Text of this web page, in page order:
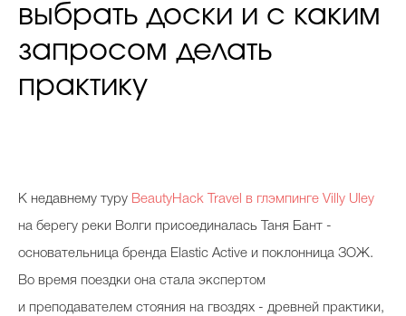
выбрать доски и с каким
запросом делать
практику
К недавнему туру BeautyHack Travel в глэмпинге Villy Uley
на берегу реки Волги присоединалась Таня Бант -
основательница бренда Elastic Active и поклонница ЗОЖ.
Во время поездки она стала экспертом
и преподавателем стояния на гвоздях - древней практики,